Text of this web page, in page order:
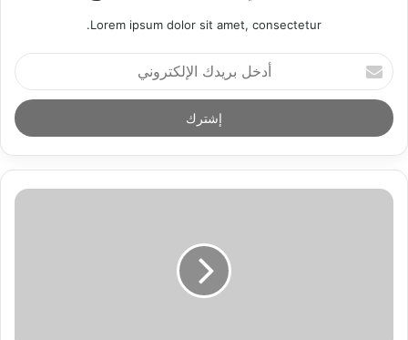
Lorem ipsum dolor sit amet, consectetur.
أ
د
خ
ل
ر
د